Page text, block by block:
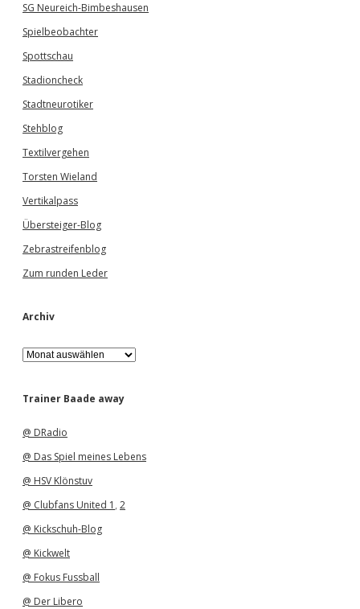
SG Neureich-Bimbeshausen
Spielbeobachter
Spottschau
Stadioncheck
Stadtneurotiker
Stehblog
Textilvergehen
Torsten Wieland
Vertikalpass
Übersteiger-Blog
Zebrastreifenblog
Zum runden Leder
Archiv
A
r
h
Trainer Baade away
@ DRadio
@ Das Spiel meines Lebens
@ HSV Klönstuv
@ Clubfans United 1 , 2
@ Kickschuh-Blog
@ Kickwelt
@ Fokus Fussball
@ Der Libero